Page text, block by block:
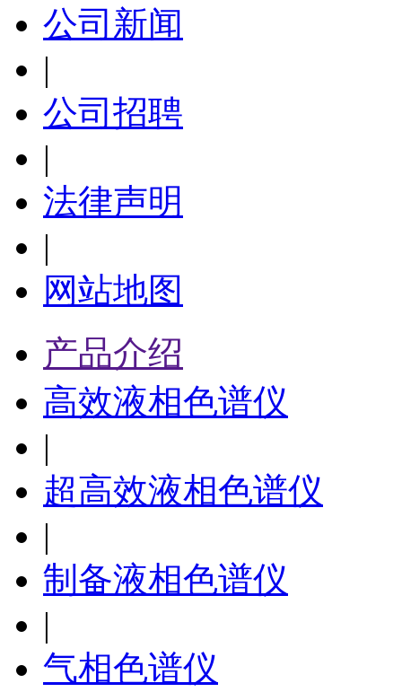
公司新闻
|
公司招聘
|
法律声明
|
网站地图
产品介绍
高效液相色谱仪
|
超高效液相色谱仪
|
制备液相色谱仪
|
气相色谱仪